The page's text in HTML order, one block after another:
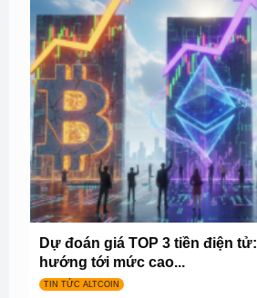
Dự đoán giá TOP 3 tiền điện
hướng tới mức cao...
TIN TỨC ALTCOIN